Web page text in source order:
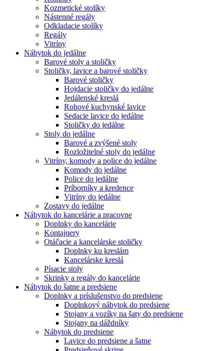
Kozmetické stolíky
Nástenné regály
Odkladacie stolíky
Regály
Vitríny
Nábytok do jedálne
Barové stoly a stoličky
Stoličky, lavice a barové stoličky
Barové stoličky
Hojdacie stoličky do jedálne
Jedálenské kreslá
Rohové kuchynské lavice
Sedacie lavice do jedálne
Stoličky do jedálne
Stoly do jedálne
Barové a zvýšené stoly
Rozložitelné stoly do jedálne
Vitríny, komody a police do jedálne
Komody do jedálne
Police do jedálne
Príborníky a kredence
Vitríny do jedálne
Zostavy do jedálne
Nábytok do kancelárie a pracovne
Doplnky do kancelárie
Kontajnery
Otáčacie a kancelárske stoličky
Doplnky ku kreslám
Kancelárske kreslá
Písacie stoly
Skrinky a regály do kancelárie
Nábytok do šatne a predsiene
Doplnky a príslušenstvo do predsiene
Doplnkový nábytok do predsiene
Stojany a vozíky na šaty do predsiene
Stojany na dáždníky
Nábytok do predsiene
Lavice do predsiene a šatne